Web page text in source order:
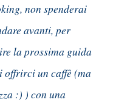
non spenderai
avanti, per
la prossima guida
offrirci un caffè (ma
:) ) con una